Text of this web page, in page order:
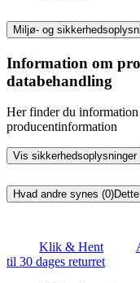
Miljø- og
Information om
databehandling
Her finder du
producentinformation
Vis sikkerhedsoplysninger
Hvad andre synes (0)
Klik & Hent
til 30 dages returret